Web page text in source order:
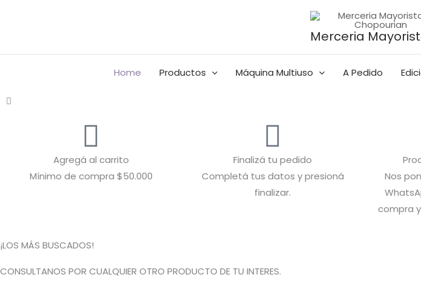
Merceria
Home Productos Máquina Multiuso A Pedido
Agregá al carrito
Mínimo de compra $50.000
Finalizá tu pedido
Completá tus datos y presioná
finalizar.
Nos
compra
¡LOS MÁS BUSCADOS!
CONSULTANOS POR CUALQUIER OTRO PRODUCTO DE TU INTERES.